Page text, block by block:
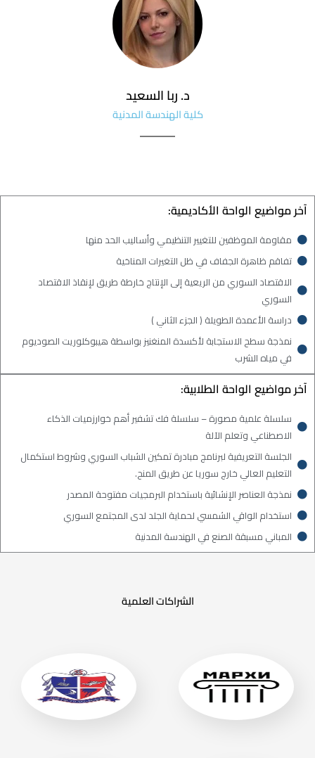
د. ربا السعيد
كلية الهندسة المدنية
آخر مواضيع الواحة الأكاديمية:
مقاومة الموظفين للتغيير التنظيمي وأساليب الحد منها
تفاقم ظاهرة الجفاف في ظل التغيرات المناخية
الاقتصاد السوري من الريعية إلى الإنتاج خارطة طريق لإنقاذ الاقتصاد
السوري
دراسة الأعمدة الطويلة ( الجزء الثاني )
نمذجة سطح الاستجابة لأكسدة المنغنيز بواسطة هيبوكلوريت الصوديوم
في مياه الشرب
آخر مواضيع الواحة الطلابية:
سلسلة علمية مصورة – سلسلة فك تشفير أهم خوارزميات الذكاء
الاصطناعي وتعلم الآلة
الجلسة التعريفية لبرنامج مبادرة تمكين الشباب السوري وشروط استكمال
التعليم العالي خارج سوريا عن طريق المنح.
نمذجة العناصر الإنشائية باستخدام البرمجيات مفتوحة المصدر
استخدام الواقي الشمسي لحماية الجلد لدى المجتمع السوري
المباني مسبقة الصنع في الهندسة المدنية
الشراكات العلمية